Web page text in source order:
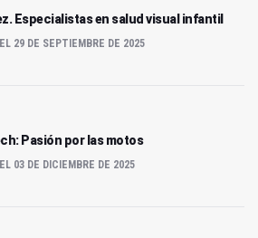
Especialistas en salud visual infantil
29 DE SEPTIEMBRE DE 2025
Pasión por las motos
03 DE DICIEMBRE DE 2025